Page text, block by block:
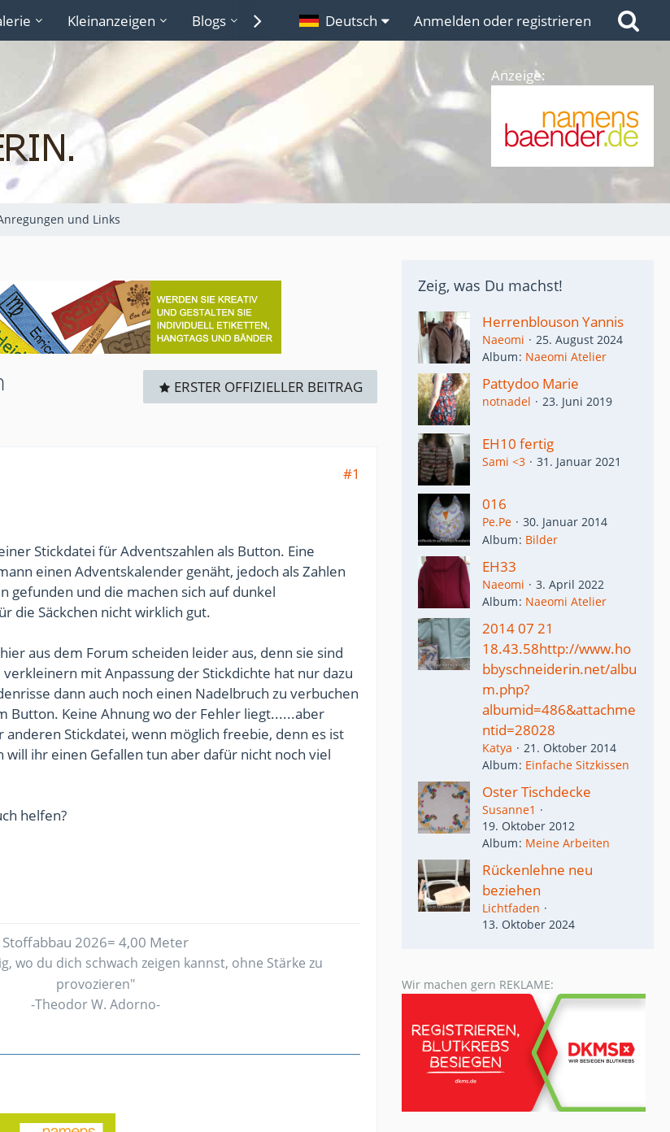
Kleinanzeigen Blogs Lexikon Links
Deutsch Anmelden oder registrieren
Anzeige:
und Links
ERSTER OFFIZIELLER BEITRAG
#1
Stickdatei für Adventszahlen als Button. Eine
einen Adventskalender genäht, jedoch als Zahlen
gefunden und die machen sich auf dunkel
die Säckchen nicht wirklich gut.
aus dem Forum scheiden leider aus, denn sie sind
mit Anpassung der Stickdichte hat nur dazu
dann auch noch einen Nadelbruch zu verbuchen
Button. Keine Ahnung wo der Fehler liegt......aber
anderen Stickdatei, wenn möglich freebie, denn es ist
will ihr einen Gefallen tun aber dafür nicht noch viel
helfen?
Stoffabbau 2026= 4,00 Meter
wo du dich schwach zeigen kannst, ohne Stärke zu
provozieren"
-Theodor W. Adorno-
Zeig, was Du machst!
Herrenblouson Yannis
Naeomi
25. August 2024
Album Naeomi Atelier
Pattydoo Marie
notnadel 23. Juni 2019
EH10 fertig
Sami <3 31. Januar 2021
016
Pe.Pe
30. Januar 2014
Album Bilder
EH33
Naeomi
3. April 2022
Album Naeomi Atelier
2014 07 21
18.43.58http://www.ho
bbyschneiderin.net/albu
m.php?
albumid=486&attachme
ntid=28028
Katya
21. Oktober 2014
Album Einfache Sitzkissen
Oster Tischdecke
Susanne1
19. Oktober 2012
Album Meine Arbeiten
Rückenlehne neu
beziehen
Lichtfaden
13. Oktober 2024
Wir machen gern REKLAME: